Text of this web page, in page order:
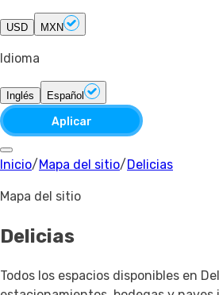
USD MXN
Idioma
Inglés Español
Aplicar
Inicio/ Mapa del sitio/ Delicias
Mapa del sitio
Delicias
Todos los espacios disponibles en